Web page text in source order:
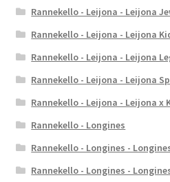
Rannekello - Leijona - Leijona
Rannekello - Leijona - Leijona
Rannekello - Leijona - Leijona
Rannekello - Leijona - Leijona
Rannekello - Leijona - Leijona x
Rannekello - Longines
Rannekello - Longines -
Rannekello - Longines -